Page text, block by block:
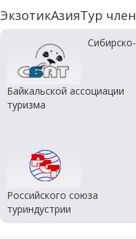
ЭкзотикАзияТур член
Сибирско-
Байкальской ассоциации
туризма
Российского союза
туриндустрии